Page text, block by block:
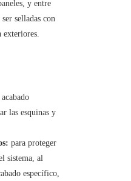
y entre
selladas con
exteriores.
las esquinas y
para proteger
sistema, al
específico,